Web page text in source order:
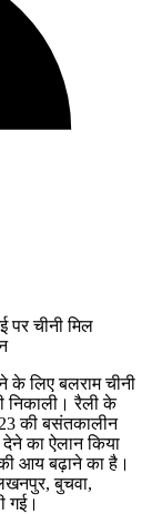
के लिए बलराम चीनी
निकाली। रैली के
की बसंतकालीन
का ऐलान किया
की आय बढ़ाने का है।
बुचवा,
गई।